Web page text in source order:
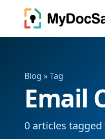
Blog » Tag
Email
0 articles